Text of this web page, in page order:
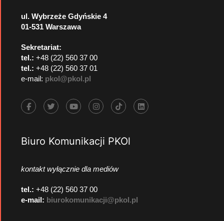
ul. Wybrzeże Gdyńskie 4
01-531 Warszawa
Sekretariat:
tel.: +48 (22) 560 37 00
tel.: +48 (22) 560 37 01
e-mail: pkol@pkol.pl
Biuro Komunikacji PKOl
kontakt wyłącznie dla mediów
tel.: +48 (22) 560 37 00
e-mail: biurokomunikacji@pkol.pl